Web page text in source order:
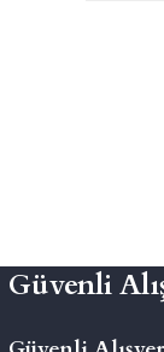
Güvenli